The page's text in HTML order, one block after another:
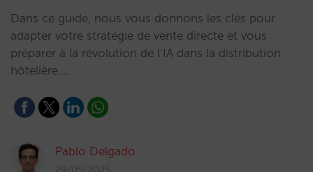
Dans ce guide, nous vous donnons les clés pour
adapter votre stratégie de vente directe et vous
préparer à la révolution de l’IA dans la distribution
hôtelière.…
Pablo Delgado